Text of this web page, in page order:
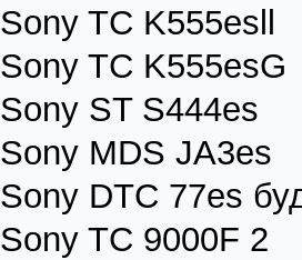
Sony TC K555esll
Sony TC K555esG
Sony ST S444es
Sony MDS JA3es
Sony DTC 77es
Sony TC 9000F 2